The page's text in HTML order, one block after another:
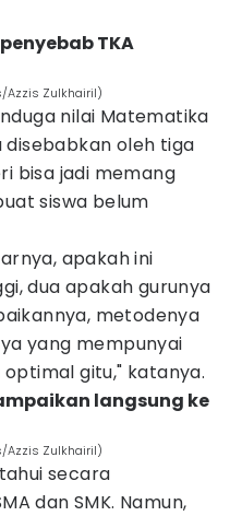
TKA
Azzis Zulkhairil)
nilai Matematika
disebabkan oleh tiga
bisa jadi memang
siswa belum
apakah ini
dua apakah gurunya
metodenya
yang mempunyai
gitu," katanya.
langsung ke
Azzis Zulkhairil)
secara
dan SMK. Namun,